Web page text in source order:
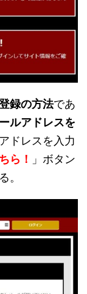
録の方法であ
ルアドレスを
ドレスを入力
ら！
」ボタン
。